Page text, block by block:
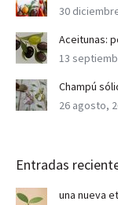
30
Aceitunas:
13
Champú
26 agosto,
Entradas
una nueva